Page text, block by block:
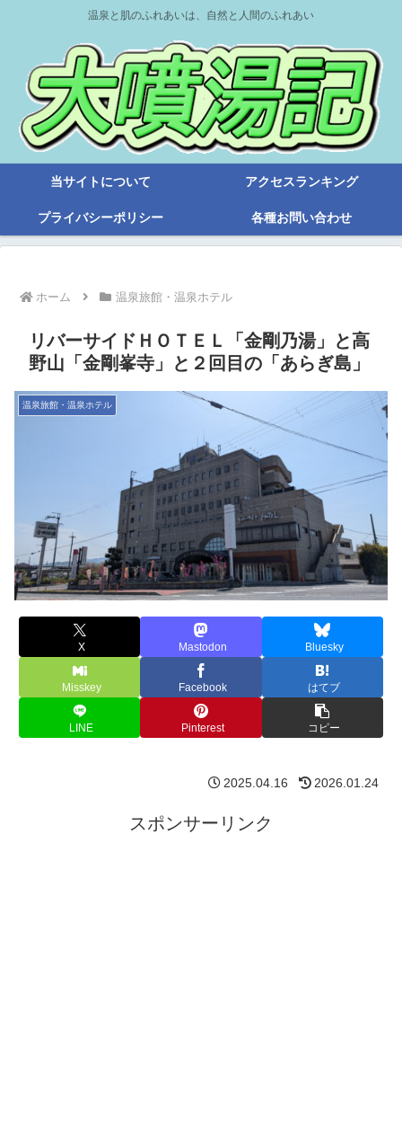
温泉と肌のふれあいは、自然と人間のふれあい
当サイトについて アクセスランキング
プライバシーポリシー 各種お問い合わせ
ホーム 温泉旅館・温泉ホテル
リバーサイドＨＯＴＥＬ「金剛乃湯」と高
野山「金剛峯寺」と２回目の「あらぎ島」
温泉旅館・温泉ホテル
X Mastodon Bluesky
Misskey Facebook はてブ
LINE Pinterest コピー
2025.04.16 2026.01.24
スポンサーリンク